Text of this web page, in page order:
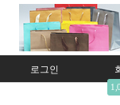
로그인